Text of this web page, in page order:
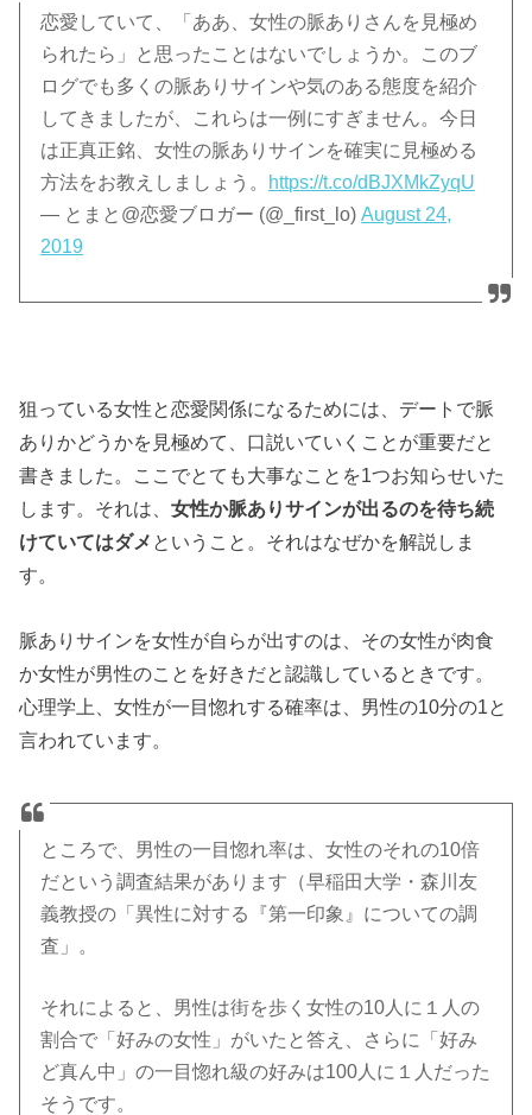
恋愛していて、「ああ、女性の脈ありさんを見極め
られたら」と思ったことはないでしょうか。このブ
ログでも多くの脈ありサインや気のある態度を紹介
してきましたが、これらは一例にすぎません。今日
は正真正銘、女性の脈ありサインを確実に見極める
方法をお教えしましょう。
https://t.co/dBJXMkZyqU
— とまと@恋愛ブロガー (@_first_lo)August 24,
2019
狙っている女性と恋愛関係になるためには、デートで脈
ありかどうかを見極めて、口説いていくことが重要だと
書きました。ここでとても大事なことを1つお知らせいた
します。それは、女性か脈ありサインが出るのを待ち続
けていてはダメ ということ。それはなぜかを解説しま
す。
脈ありサインを女性が自らが出すのは、その女性が肉食
か女性が男性のことを好きだと認識しているときです。
心理学上、女性が一目惚れする確率は、男性の10分の1と
言われています。
ところで、男性の一目惚れ率は、女性のそれの10倍
だという調査結果があります（早稲田大学・森川友
義教授の「異性に対する『第一印象』についての調
査」。
それによると、男性は街を歩く女性の10人に１人の
割合で「好みの女性」がいたと答え、さらに「好み
ど真ん中」の一目惚れ級の好みは100人に１人だった
そうです。